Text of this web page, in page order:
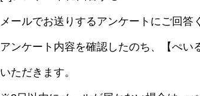
メールでお送りするアンケートにご回答
アンケート内容を確認したのち、【ぺい
いただきます。